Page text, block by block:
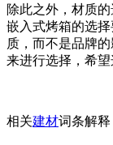
除此之外，材质
嵌入式烤箱的选
质，而不是品牌
来进行选择，希望
相关建材词条解释